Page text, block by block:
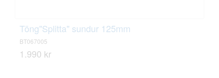
Töng"Splitta" sundur 125mm
BT067005
1.990 kr